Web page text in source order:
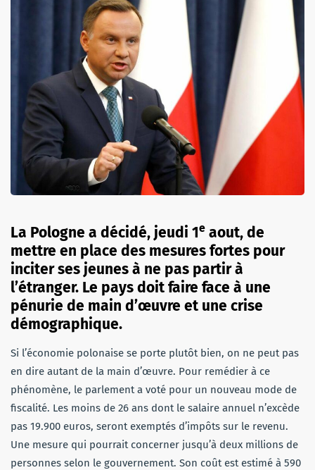
La Pologne a décidé, jeudi 1e aout, de
mettre en place des mesures fortes pour
inciter ses jeunes à ne pas partir à
l’étranger. Le pays doit faire face à une
pénurie de main d’œuvre et une crise
démographique.
Si l’économie polonaise se porte plutôt bien, on ne peut pas
en dire autant de la main d’œuvre. Pour remédier à ce
phénomène, le parlement a voté pour un nouveau mode de
fiscalité. Les moins de 26 ans dont le salaire annuel n’excède
pas 19.900 euros, seront exemptés d’impôts sur le revenu.
Une mesure qui pourrait concerner jusqu’à deux millions de
personnes selon le gouvernement. Son coût est estimé à 590